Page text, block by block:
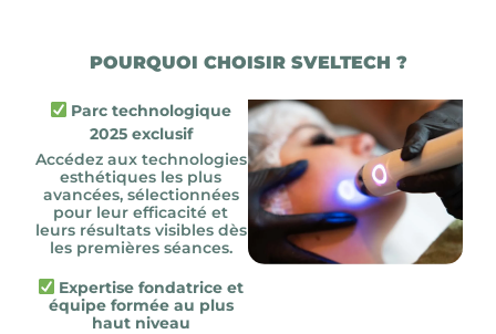
POURQUOI CHOISIR SVELTECH ?
Parc technologique
2025 exclusif
Accédez aux technologies
esthétiques les plus
avancées, sélectionnées
pour leur efficacité et
leurs résultats visibles dès
les premières séances.
Expertise fondatrice et
équipe formée au plus
haut niveau